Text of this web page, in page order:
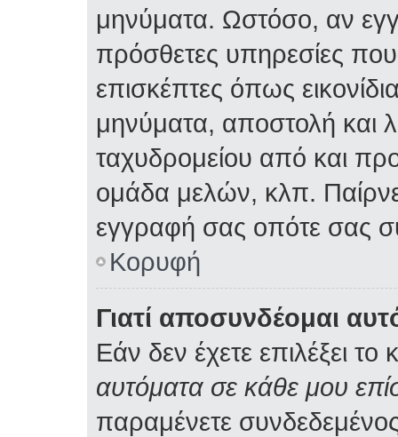
μηνύματα. Ωστόσο, αν
πρόσθετες υπηρεσίες που
επισκέπτες όπως
μηνύματα, αποστολή και
ταχυδρομείου από και
ομάδα μελών, κλπ.
εγγραφή σας οπότε σας
Κορυφή
Γιατί αποσυνδέομαι
Εάν δεν έχετε επιλέξει το
αυτόματα σε κάθε μου
παραμένετε